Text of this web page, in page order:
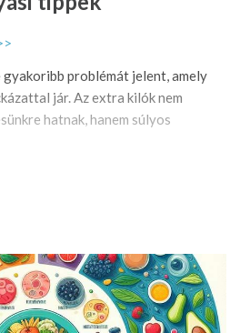
problémát jelent, amely
jár. Az extra kilók nem
hatnak, hanem súlyos